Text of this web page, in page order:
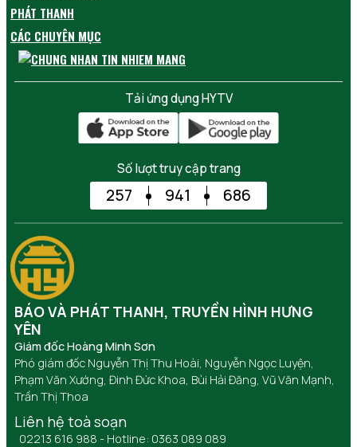
PHÁT THANH
CÁC CHUYÊN MỤC
Tải ứng dụng HYTV
Số lượt truy cập trang
257 941 686
BÁO VÀ PHÁT THANH, TRUYỀN HÌNH HƯNG
YÊN
Giám đốc Hoàng Minh Sơn
Phó giám đốc Nguyễn Thị Thu Hoài, Nguyễn Ngọc Luyện,
Phạm Văn Xướng, Đinh Đức Khoa, Bùi Hải Đăng, Vũ Văn Mạnh,
Trần Thị Thoa
Liên hệ toà soạn
02213 616 988 - Hotline: 0363 089 089